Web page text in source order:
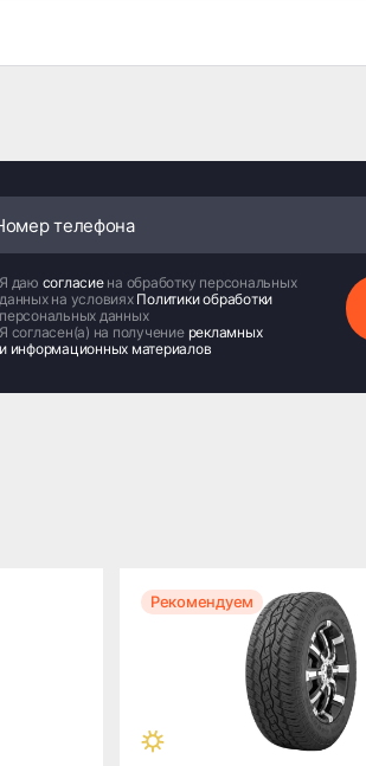
Я даю согласие на обработку персональных
данных на условиях Политики обработки
персональных данных
Я согласен(а) на получение рекламных
и информационных материалов
Рекомендуем